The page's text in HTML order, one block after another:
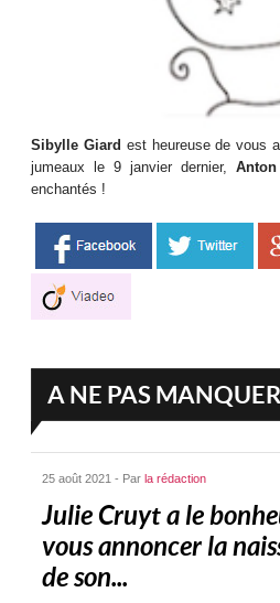
Sibylle Giard est heureuse de vous
jumeaux le 9 janvier dernier,Anton
enchantés !
A NE PAS MANQUER
25 août 2021 - Par la rédaction
Julie Cruyt a le
vous annoncer la
de son...